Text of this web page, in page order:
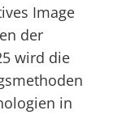
Image
der
wird die
in